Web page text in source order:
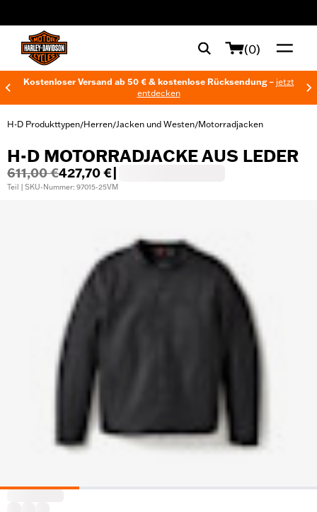
(0)
Kostenloser Versand ab 50 € & kostenlose Rücksendung – jetzt
entdecken
H-D Produkttypen/Herren/Jacken und Westen/Motorradjacken
H-D MOTORRADJACKE AUS LEDER
611,00 €427,70 €
Teil | SKU-Nummer: 97015-25VM